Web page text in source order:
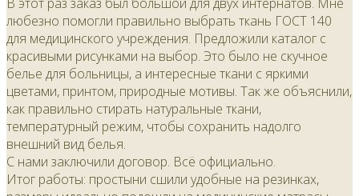
любезно помогли правильно выбрать ткань ГОСТ 140
для медицинского учреждения. Предложили каталог с
красивыми рисунками на выбор. Это было не скучное
белье для больницы, а интересные ткани с яркими
цветами, принтом, природные мотивы. Так же объяснили,
как правильно стирать натуральные ткани,
температурный режим, чтобы сохранить надолго
внешний вид белья.
С нами заключили договор. Всё официально.
Итог работы: простыни сшили удобные на резинках,